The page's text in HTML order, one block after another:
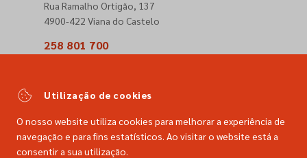
Rua Ramalho Ortigão, 137
4900-422 Viana do Castelo
258 801 700
comercial@dimacer.com
Utilização de cookies
O nosso website utiliza cookies para melhorar a experiência de
navegação e para fins estatísticos. Ao visitar o website está a
consentir a sua utilização.